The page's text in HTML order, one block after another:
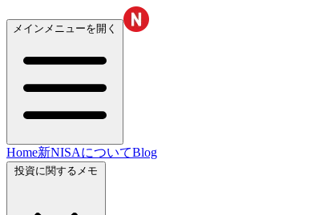
メインメニューを開く
Home新NISAについてBlog